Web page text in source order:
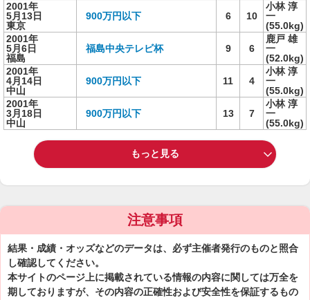
2001年
5月13日
東京
900万円以下 6 10
小林 淳
一
(55.0kg)
2001年
5月6日
福島
福島中央テレビ杯 9 6
鹿戸 雄
一
(52.0kg)
2001年
4月14日
中山
900万円以下 11 4
小林 淳
一
(55.0kg)
2001年
3月18日
中山
900万円以下 13 7
小林 淳
一
(55.0kg)
もっと見る
注意事項
結果・成績・オッズなどのデータは、必ず主催者発行のものと照合
し確認してください。
本サイトのページ上に掲載されている情報の内容に関しては万全を
期しておりますが、その内容の正確性および安全性を保証するもの